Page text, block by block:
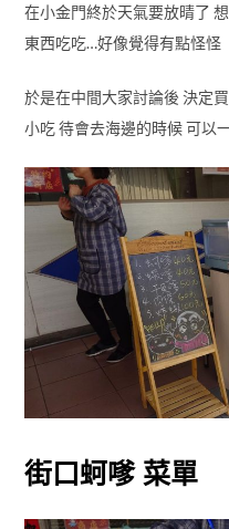
在小金門終於天氣要放晴了
東西吃吃…好像覺得有點怪怪
於是在中間大家討論後 決定
小吃 待會去海邊的時候 可以
街口蚵嗲 菜單